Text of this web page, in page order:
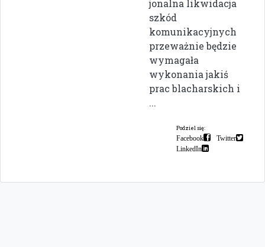
jonalna likwidacja
szkód
komunikacyjnych
przeważnie będzie
wymagała
wykonania jakiś
prac blacharskich i
...
Podziel się:
Facebook
Twitter
LinkedIn